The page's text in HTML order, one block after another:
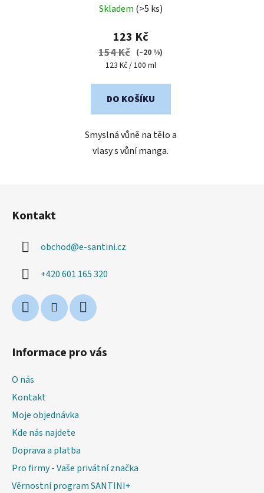
hodnocení
produktu
je
4,9
5
Skladem (>5 ks)
123 Kč
154 Kč (–20 %)
Měrná
123 Kč / 100 ml
DO KOŠÍKU
Smyslná vůně na tělo a
vlasy s vůní manga.
Kontakt
obchod@e-santini.cz
+420 601 165 320
Informace pro vás
O nás
Kontakt
Moje objednávka
Kde nás najdete
Doprava a platba
Pro firmy - Vaše privátní značka
Věrnostní program SANTINI+